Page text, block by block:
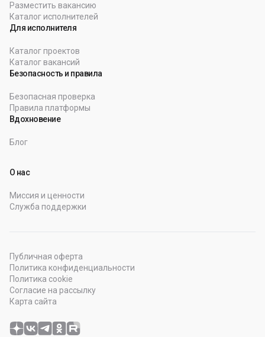
Разместить вакансию
Каталог исполнителей
Для исполнителя
Каталог проектов
Каталог вакансий
Безопасность и правила
Безопасная проверка
Правила платформы
Вдохновение
Блог
О нас
Миссия и ценности
Служба поддержки
Публичная оферта
Политика конфиденциальности
Политика cookie
Согласие на рассылку
Карта сайта